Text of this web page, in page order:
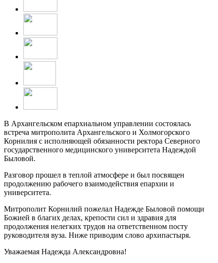
В Архангельском епархиальном управлении состоялась
встреча митрополита Архангельского и Холмогорского
Корнилия с исполняющей обязанности ректора Северного
государственного медицинского университета Надеждой
Быловой.
Разговор прошел в теплой атмосфере и был посвящен
продолжению рабочего взаимодействия епархии и
университета.
Митрополит Корнилий пожелал Надежде Быловой помощи
Божией в благих делах, крепости сил и здравия для
продолжения нелегких трудов на ответственном посту
руководителя вуза. Ниже приводим слово архипастыря.
Уважаемая Надежда Александровна!